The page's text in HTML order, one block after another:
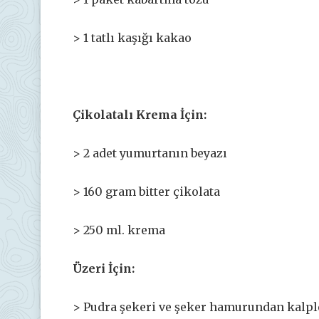
> 1 tatlı kaşığı kakao
Çikolatalı Krema İçin:
> 2 adet yumurtanın beyazı
> 160 gram bitter çikolata
> 250 ml. krema
Üzeri İçin:
> Pudra şekeri ve şeker hamurundan